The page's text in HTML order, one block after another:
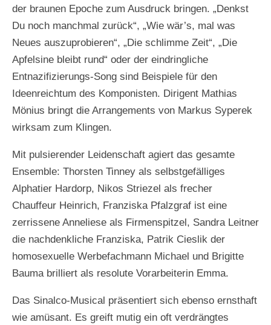
der braunen Epoche zum Ausdruck bringen. „Denkst
Du noch manchmal zurück“, „Wie wär’s, mal was
Neues auszuprobieren“, „Die schlimme Zeit“, „Die
Apfelsine bleibt rund“ oder der eindringliche
Entnazifizierungs-Song sind Beispiele für den
Ideenreichtum des Komponisten. Dirigent Mathias
Mönius bringt die Arrangements von Markus Syperek
wirksam zum Klingen.
Mit pulsierender Leidenschaft agiert das gesamte
Ensemble: Thorsten Tinney als selbstgefälliges
Alphatier Hardorp, Nikos Striezel als frecher
Chauffeur Heinrich, Franziska Pfalzgraf ist eine
zerrissene Anneliese als Firmenspitzel, Sandra Leitner
die nachdenkliche Franziska, Patrik Cieslik der
homosexuelle Werbefachmann Michael und Brigitte
Bauma brilliert als resolute Vorarbeiterin Emma.
Das Sinalco-Musical präsentiert sich ebenso ernsthaft
wie amüsant. Es greift mutig ein oft verdrängtes